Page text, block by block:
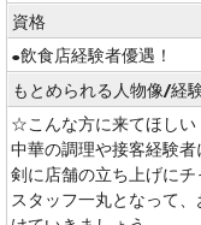
資格
●飲食店経験者優遇！
もとめられる人物像/経
☆こんな方に来てほし
中華の調理や接客経験
剣に店舗の立ち上げにチ
スタッフ一丸となって